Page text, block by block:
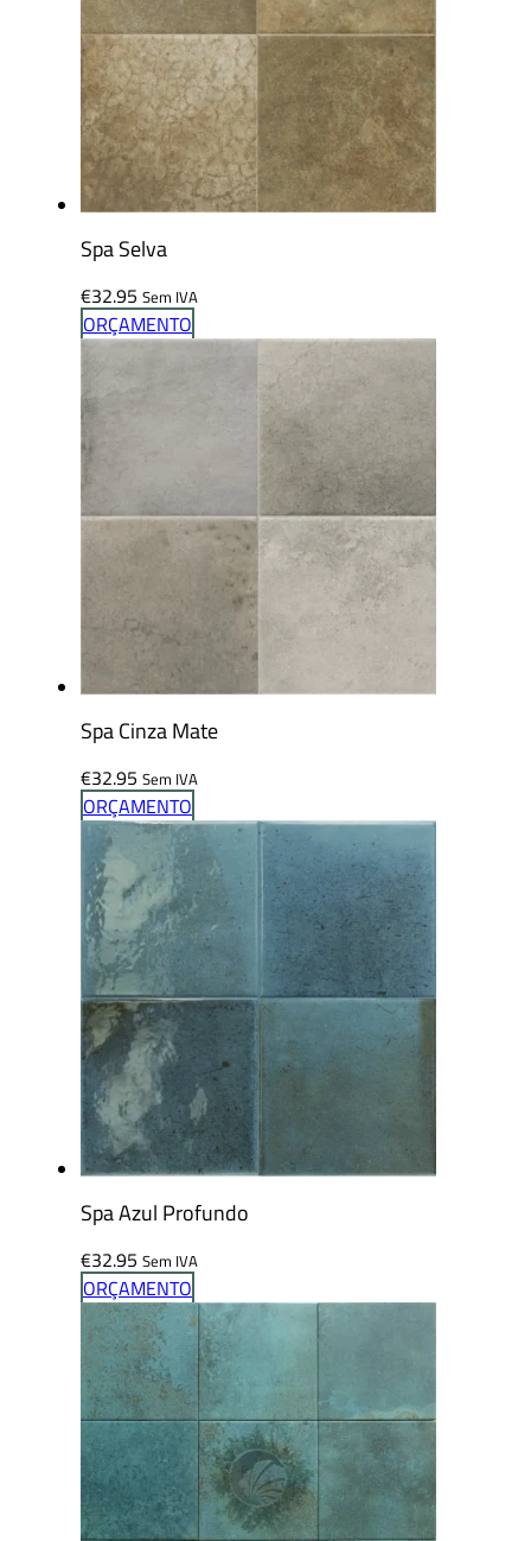
Spa Selva
€32.95 Sem IVA
ORÇAMENTO
Spa Cinza Mate
€32.95 Sem IVA
ORÇAMENTO
Spa Azul Profundo
€32.95 Sem IVA
ORÇAMENTO